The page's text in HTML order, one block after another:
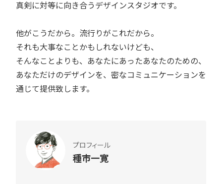
真剣に対等に向き合うデザインスタジオです。
他がこうだから。流行りがこれだから。
それも大事なことかもしれないけども、
そんなことよりも、あなたにあったあなたのための、
あなただけのデザインを、密なコミュニケーションを
通じて提供致します。
プロフィール
種市一寛